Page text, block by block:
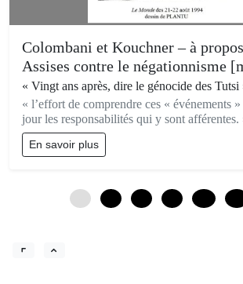
Colombani et Kouchner – à
Assises contre le négationnisme
« Vingt ans après, dire le génocide des Tutsi
« l’effort de comprendre ces « événements »
jour les responsabilités qui y sont afférentes.
En savoir plus